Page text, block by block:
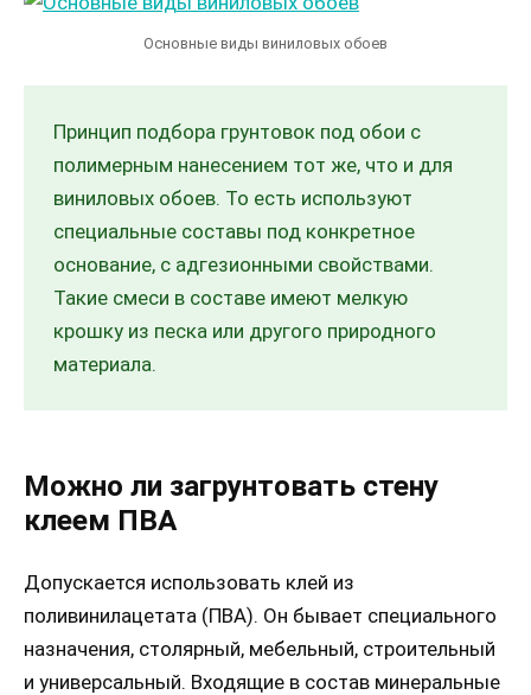
Основные виды виниловых обоев
Принцип подбора грунтовок под обои с
полимерным нанесением тот же, что и для
виниловых обоев. То есть используют
специальные составы под конкретное
основание, с адгезионными свойствами.
Такие смеси в составе имеют мелкую
крошку из песка или другого природного
материала.
Можно ли загрунтовать стену
клеем ПВА
Допускается использовать клей из
поливинилацетата (ПВА). Он бывает специального
назначения, столярный, мебельный, строительный
и универсальный. Входящие в состав минеральные